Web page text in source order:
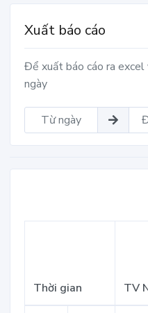
Xuất báo cáo
Để xuất báo cáo ra
ngày
Thời gian TV